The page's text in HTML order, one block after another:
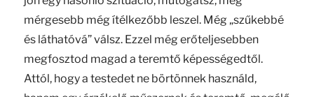
mérgesebb még ítélkezőbb leszel. Még „szűkebbé
és láthatóvá” válsz. Ezzel még erőteljesebben
megfosztod magad a teremtő képességedtől.
Attól, hogy a testedet ne börtönnek használd,